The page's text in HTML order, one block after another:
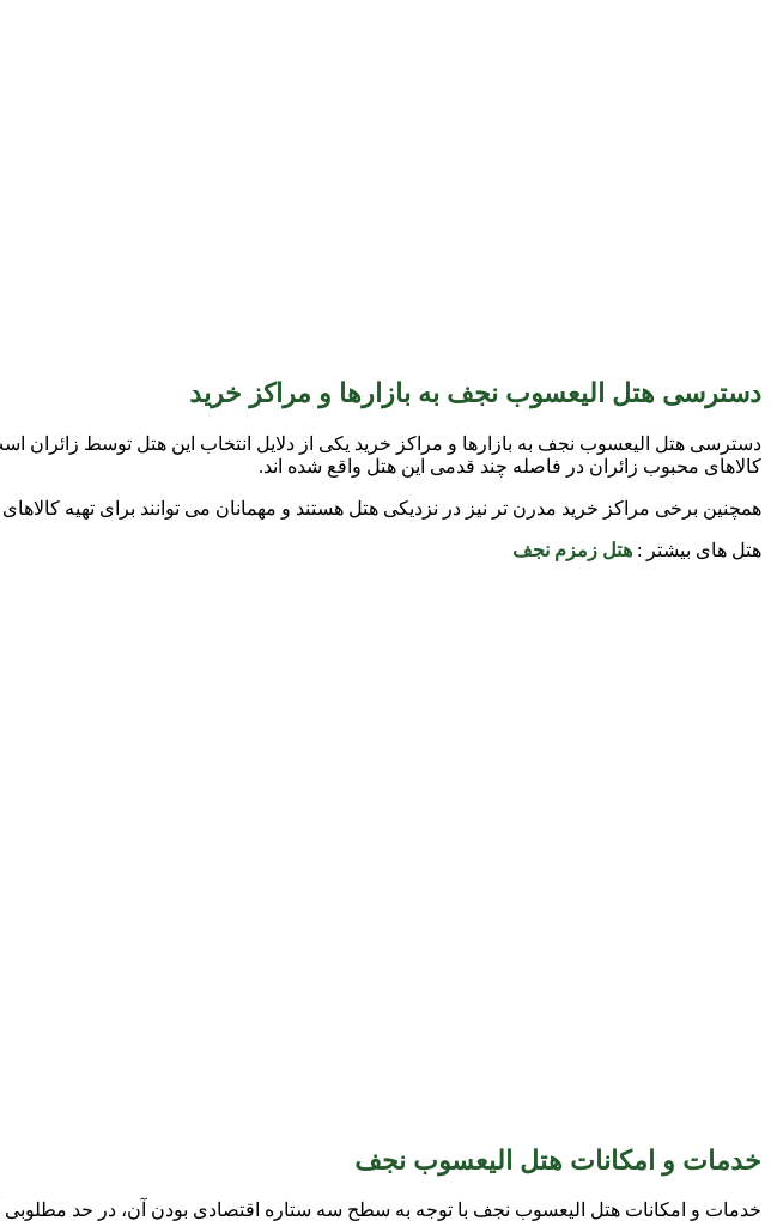
دسترسی هتل الیعسوب نجف به بازارها و مراکز خرید
دسترسی هتل الیعسوب نجف به بازارها و مراکز خرید یکی از دلایل انتخاب این هتل توسط
کالاهای محبوب زائران در فاصله چند قدمی این هتل واقع شده اند.
همچنین برخی مراکز خرید مدرن تر نیز در نزدیکی هتل هستند و مهمانان می توانند برای تهیه
هتل های بیشتر : هتل زمزم نجف
خدمات و امکانات هتل الیعسوب نجف
خدمات و امکانات هتل الیعسوب نجف با توجه به سطح سه ستاره اقتصادی بودن آن، در حد مطلوبی